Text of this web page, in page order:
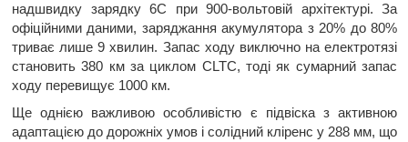
надшвидку зарядку 6С при 900-вольтовій архітектурі. За
офіційними даними, заряджання акумулятора з 20% до 80%
триває лише 9 хвилин. Запас ходу виключно на електротязі
становить 380 км за циклом CLTC, тоді як сумарний запас
ходу перевищує 1000 км.
Ще однією важливою особливістю є підвіска з активною
адаптацією до дорожніх умов і солідний кліренс у 288 мм, що